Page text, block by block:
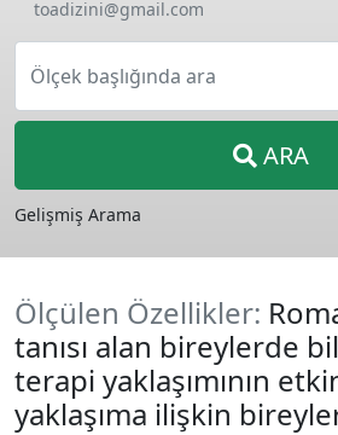
toadizini@gmail.com
Ölçek başlığında ara
ARA
Gelişmiş Arama
Ölçülen Özellikler:
tanısı alan bireylerde
terapi yaklaşımının
yaklaşıma ilişkin